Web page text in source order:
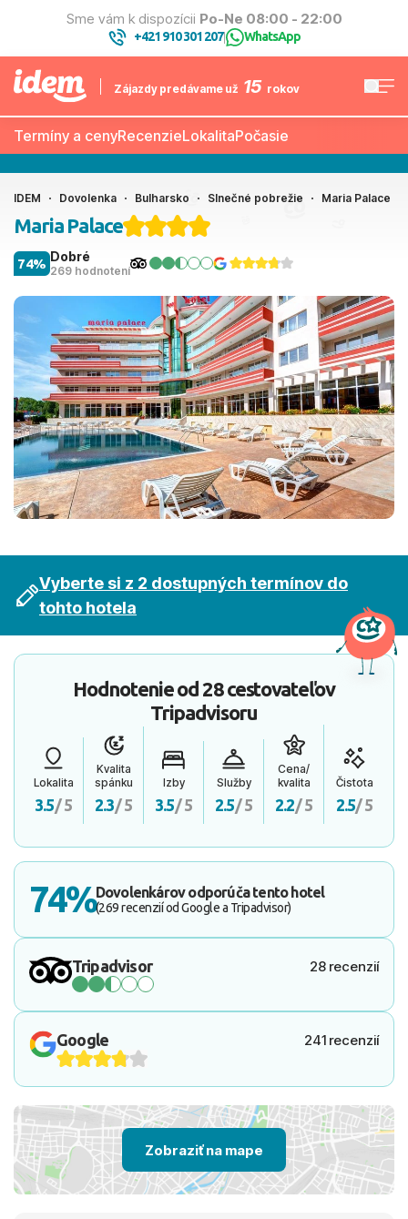
Sme vám k dispozícii Po-Ne 08:00 - 22:00
+421 910 301 207| WhatsApp
Zájazdy predávame už 15 rokov
Termíny a cenyRecenzieLokalitaPočasie
IDEM Dovolenka Bulharsko Slnečné pobrežie Maria Palace
Maria Palace
Dobré
269 hodnotení
74%
Vyberte si z 2 dostupných termínov do
tohto hotela
Hodnotenie od28 cestovateľov
Tripadvisoru
Lokalita
3.5/ 5
Kvalita
spánku
2.3/ 5
Izby
3.5/ 5
Služby
2.5/ 5
Cena/
kvalita
2.2/ 5
Čistota
2.5/ 5
74%Dovolenkárov odporúča tento hotel
(269 recenzií od Google a Tripadvisor)
Tripadvisor 28 recenzií
Google 241 recenzií
Zobraziť na mape